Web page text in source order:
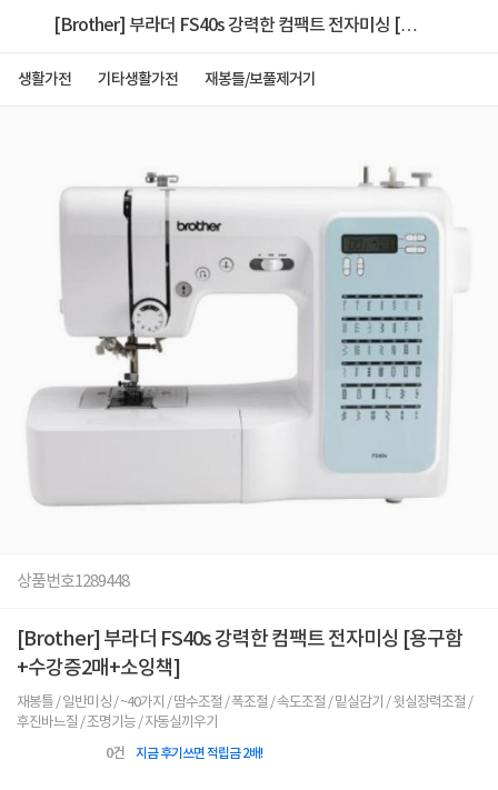
[Brother] 부라더 FS40s 강력한 컴팩트 전자미싱 [용
생활가전 기타생활가전 재봉틀/보풀제거기
상품번호1289448
[Brother] 부라더 FS40s 강력한 컴팩트 전자미싱 [용구함
+수강증2매+소잉책]
재봉틀 / 일반미싱 / ~40가지 / 땀수조절 / 폭조절 / 속도조절 / 밑실감기 / 윗실장력조절 /
후진바느질 / 조명기능 / 자동실끼우기
0건 지금 후기쓰면 적립금 2배!